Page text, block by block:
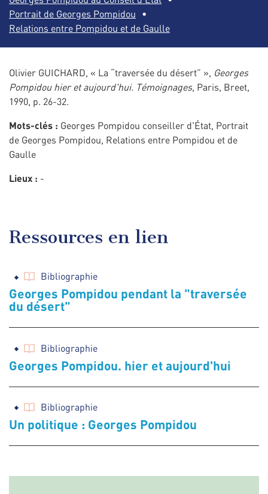
Portrait de Georges Pompidou
Relations entre Pompidou et de Gaulle
Olivier GUICHARD, « La “traversée du désert” », Georges
Pompidou hier et aujourd'hui. Témoignages, Paris, Breet,
1990, p. 26-32.
Mots-clés : Georges Pompidou conseiller d'État, Portrait
de Georges Pompidou, Relations entre Pompidou et de
Gaulle
Lieux : -
Ressources en lien
Bibliographie
Georges Pompidou pendant la "traversée
du désert"
Bibliographie
Georges Pompidou. hier et aujourd'hui
Bibliographie
Un politique : Georges Pompidou